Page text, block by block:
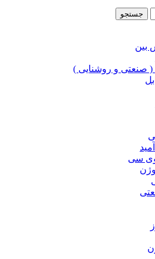
جستجو
بین
( صنعتی و روشنایی )
وی سی